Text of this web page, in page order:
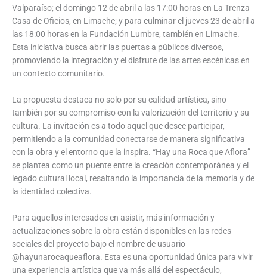
Valparaíso; el domingo 12 de abril a las 17:00 horas en La Trenza
Casa de Oficios, en Limache; y para culminar el jueves 23 de abril a
las 18:00 horas en la Fundación Lumbre, también en Limache.
Esta iniciativa busca abrir las puertas a públicos diversos,
promoviendo la integración y el disfrute de las artes escénicas en
un contexto comunitario.
La propuesta destaca no solo por su calidad artística, sino
también por su compromiso con la valorización del territorio y su
cultura. La invitación es a todo aquel que desee participar,
permitiendo a la comunidad conectarse de manera significativa
con la obra y el entorno que la inspira. “Hay una Roca que Aflora”
se plantea como un puente entre la creación contemporánea y el
legado cultural local, resaltando la importancia de la memoria y de
la identidad colectiva.
Para aquellos interesados en asistir, más información y
actualizaciones sobre la obra están disponibles en las redes
sociales del proyecto bajo el nombre de usuario
@hayunarocaqueaflora. Esta es una oportunidad única para vivir
una experiencia artística que va más allá del espectáculo,